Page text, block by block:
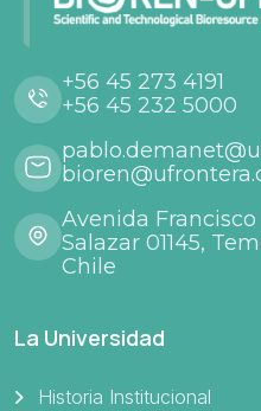
+56 45 273 4191
+56 45 232 5000
Avenida Francisco
Salazar 01145,
Chile
La Universidad
Historia Institucional